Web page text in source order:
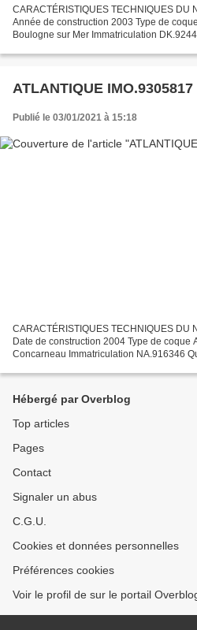
CARACTÉRISTIQUES TECHNIQUES DU
Année de construction 2003 Type de
Boulogne sur Mer Immatriculation
ATLANTIQUE IMO.9305817
Publié le 03/01/2021 à 15:18
CARACTÉRISTIQUES TECHNIQUES DU
Date de construction 2004 Type de coque
Concarneau Immatriculation NA.916346
Hébergé par Overblog
Top articles
Pages
Contact
Signaler un abus
C.G.U.
Cookies et données personnelles
Préférences cookies
Voir le profil de sur le portail